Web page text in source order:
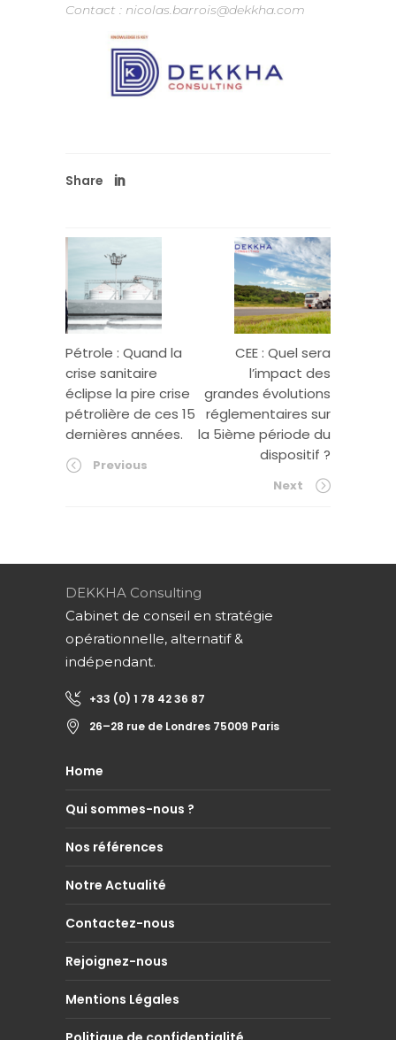
Contact : nicolas.barrois@dekkha.com
Share
Pétrole : Quand la
crise sanitaire
éclipse la pire crise
pétrolière de ces 15
dernières années.
Previous
CEE : Quel sera
l’impact des
grandes évolutions
réglementaires sur
la 5ième période du
dispositif ?
Next
DEKKHA Consulting
Cabinet de conseil en stratégie
opérationnelle, alternatif &
indépendant.
+33 (0) 1 78 42 36 87
26–28 rue de Londres 75009 Paris
Home
Qui sommes-nous ?
Nos références
Notre Actualité
Contactez-nous
Rejoignez-nous
Mentions Légales